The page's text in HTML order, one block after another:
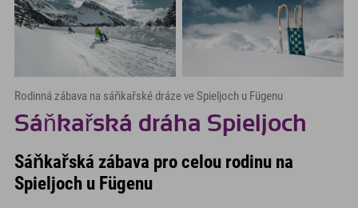
Rodinná zábava na sáňkařské dráze ve Spieljoch u Fügenu
Sáňkařská dráha Spieljoch
Sáňkařská zábava pro celou rodinu na
Spieljoch u Fügenu